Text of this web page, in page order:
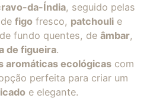
da-Índia, seguido pelas
figofresco, patchoulie
fundo quentes, de âmbar,
de figueira.
aromáticas ecológicascom
perfeita para criar um
e elegante.